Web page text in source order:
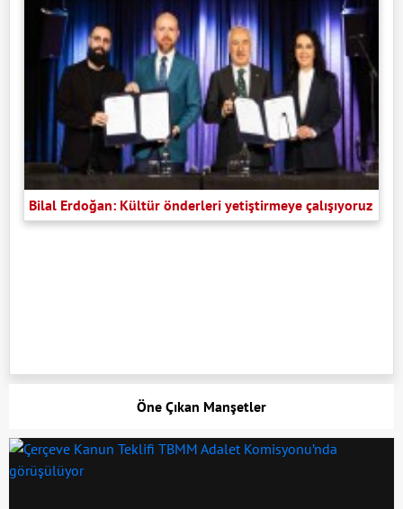
Bilal Erdoğan: Kültür önderleri yetiştirmeye çalışıyoruz
Öne Çıkan Manşetler